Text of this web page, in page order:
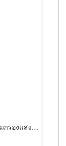
และผู้ผลิตกระจก